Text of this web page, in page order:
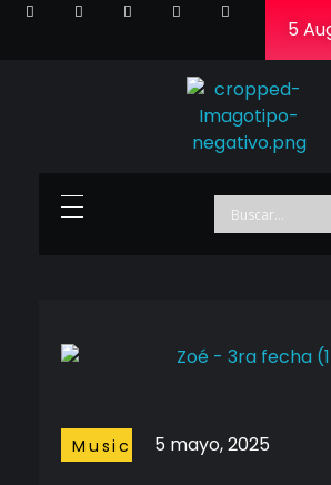
5
5 mayo, 2025
Music